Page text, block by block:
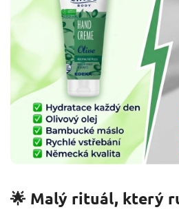
🌟 Malý rituál, který